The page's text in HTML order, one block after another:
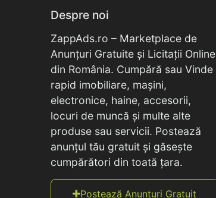
Despre noi
ZappAds.ro – Marketplace de
Anunțuri Gratuite și Licitații Online
din România. Cumpără sau Vinde
rapid imobiliare, mașini,
electronice, haine, accesorii,
locuri de muncă și multe alte
produse sau servicii. Postează
anunțul tău gratuit și găsește
cumpărători din toată țara.
Postează Anunțuri Gratuit